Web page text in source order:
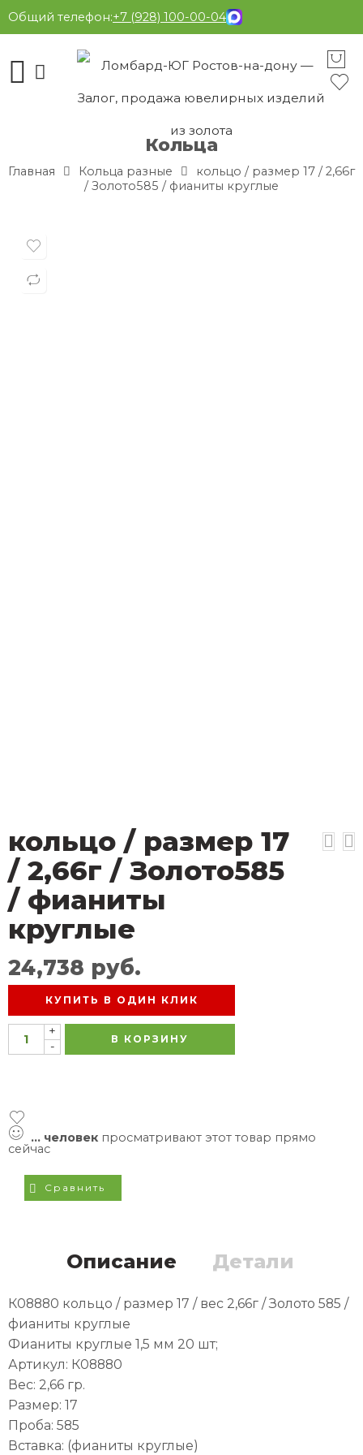
Общий телефон:+7 (928) 100-00-04
Кольца
Главная Кольца разные
кольцо / размер 17 / 2,66г
/ Золото585 / фианиты круглые
кольцо / размер 17
/ 2,66г / Золото585
/ фианиты
круглые
24,738 руб.
КУПИТЬ В ОДИН КЛИК
+
-
В КОРЗИНУ
... человек просматривают этот товар прямо
сейчас
Сравнить
Описание Детали
К08880 кольцо / размер 17 / вес 2,66г / Золото 585 /
фианиты круглые
Фианиты круглые 1,5 мм 20 шт;
Артикул: К08880
Вес: 2,66 гр.
Размер: 17
Проба: 585
Вставка: (фианиты круглые)